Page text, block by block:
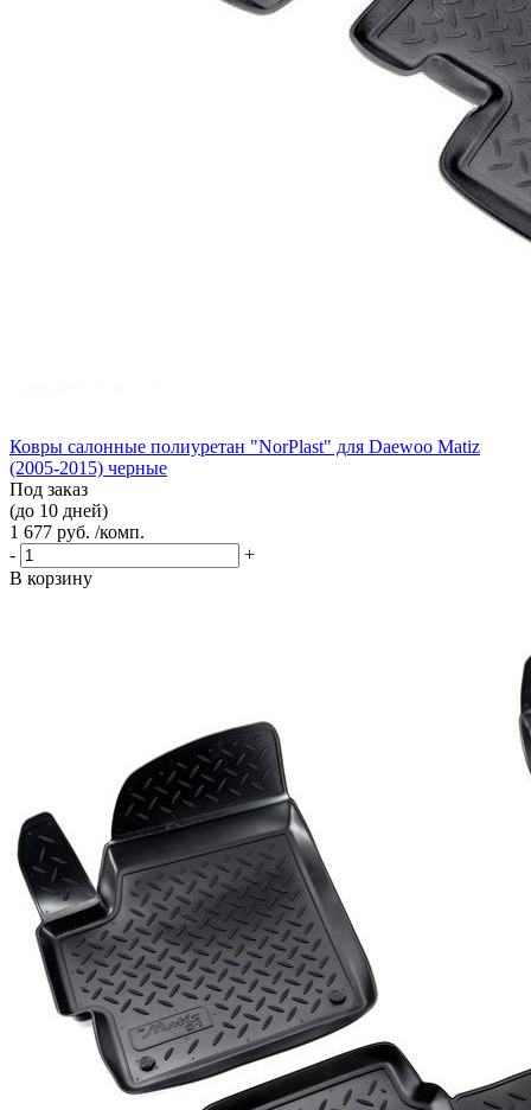
Ковры салонные полиуретан "NorPlast" для Daewoo Matiz
(2005-2015) черные
Под заказ
(до 10 дней)
1 677 руб. /комп.
-
+
В корзину